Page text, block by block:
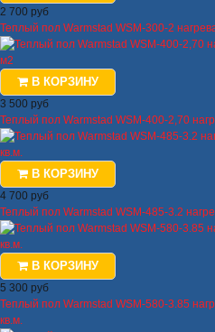
2 700 руб
Теплый пол Warmstad WSM-300-2
В КОРЗИНУ
3 500 руб
Теплый пол Warmstad WSM-400-2,70
В КОРЗИНУ
4 700 руб
Теплый пол Warmstad WSM-485-3.2
В КОРЗИНУ
5 300 руб
Теплый пол Warmstad WSM-580-3.85
кв.м.